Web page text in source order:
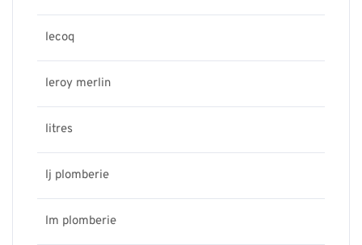
lecoq
leroy merlin
litres
lj plomberie
lm plomberie